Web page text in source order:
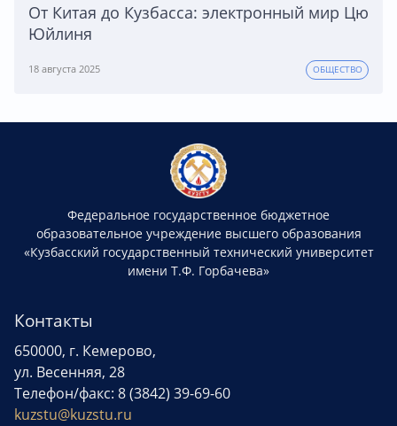
От Китая до Кузбасса: электронный мир Цю
Юйлиня
18 августа 2025 ОБЩЕСТВО
Федеральное государственное бюджетное
образовательное учреждение высшего образования
«Кузбасский государственный технический университет
имени Т.Ф. Горбачева»
Контакты
650000, г. Кемерово,
ул. Весенняя, 28
Телефон/факс: 8 (3842) 39-69-60
kuzstu@kuzstu.ru